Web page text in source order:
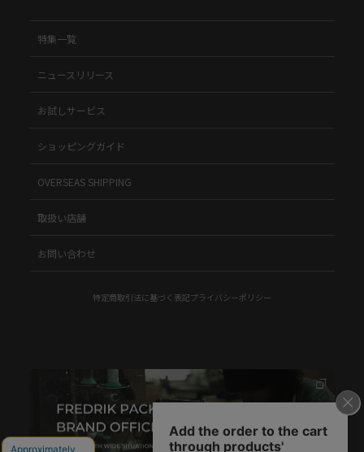
特集一覧
ニュースリリース
お試しサービス
ショッピングガイド
OVERSEAS SHIPPING
取扱い店舗
お問い合わせ
特定商取引法に基づく表記プライバシーポリシー